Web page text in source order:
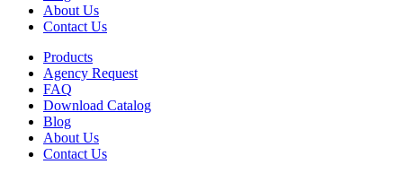
About Us
Contact Us
Products
Agency Request
FAQ
Download Catalog
Blog
About Us
Contact Us